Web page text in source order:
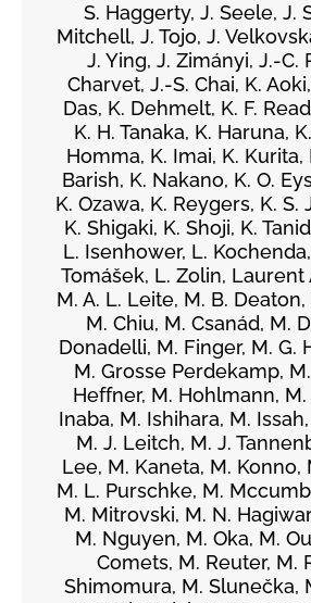
S. Haggerty, J. Seele, J.
Mitchell, J. Tojo, J.
J. Ying, J. Zimányi, J.-C.
Charvet, J.-S. Chai, K.
Das, K. Dehmelt, K. F.
K. H. Tanaka, K. Haruna,
Homma, K. Imai, K. Kurita,
Barish, K. Nakano, K. O.
K. Ozawa, K. Reygers, K. S.
K. Shigaki, K. Shoji, K.
L. Isenhower, L.
Tomášek, L. Zolin,
M. A. L. Leite, M. B.
M. Chiu, M. Csanád, M.
Donadelli, M. Finger, M. G.
M. Grosse Perdekamp,
Heffner, M. Hohlmann,
Inaba, M. Ishihara, M.
M. J. Leitch, M. J.
Lee, M. Kaneta, M. Konno,
M. L. Purschke, M.
M. Mitrovski, M. N.
M. Nguyen, M. Oka, M.
Comets, M. Reuter, M.
Shimomura, M. Slunečka,